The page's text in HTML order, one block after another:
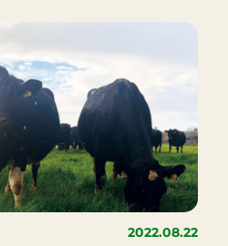
2022.08.22